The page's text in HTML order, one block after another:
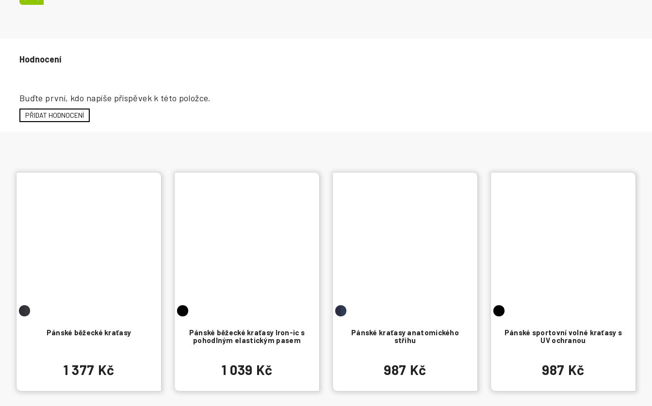
Pánské běžecké kraťasy
1 377 Kč
Pánské běžecké kraťasy Iron-ic s
pohodlným elastickým pasem
1 039 Kč
Pánské kraťasy anatomického
střihu
987 Kč
Pánské sportovní volné kraťasy s
UV ochranou
987 Kč
Buďte první, kdo napíše příspěvek k této položce.
PŘIDAT HODNOCENÍ